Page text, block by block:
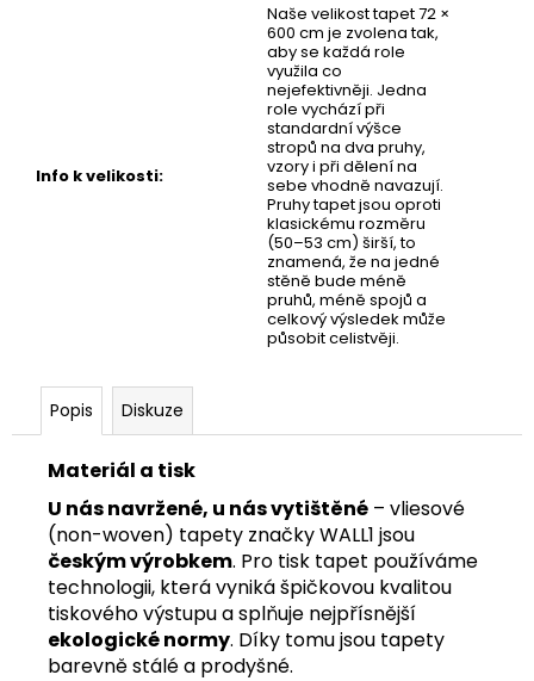
Info k velikosti:
Naše velikost tapet 72 ×
600 cm je zvolena tak,
aby se každá role
využila co
nejefektivněji. Jedna
role vychází při
standardní výšce
stropů na dva pruhy,
vzory i při dělení na
sebe vhodně navazují.
Pruhy tapet jsou oproti
klasickému rozměru
(50–53 cm) širší, to
znamená, že na jedné
stěně bude méně
pruhů, méně spojů a
celkový výsledek může
působit celistvěji.
Popis Diskuze
Materiál a tisk
U nás navržené, u nás vytištěné – vliesové
(non-woven) tapety značky WALL1 jsou
českým výrobkem. Pro tisk tapet používáme
technologii, která vyniká špičkovou kvalitou
tiskového výstupu a splňuje nejpřísnější
ekologické normy. Díky tomu jsou tapety
barevně stálé a prodyšné.
TAM